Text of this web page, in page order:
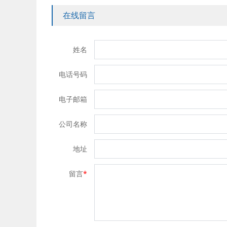
在线留言
姓名
电话号码
电子邮箱
公司名称
地址
留言*